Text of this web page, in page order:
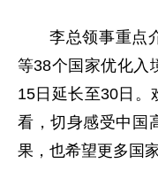
李总领事重点
等38个国家优化入
15日延长至30日。
看，切身感受中国
果，也希望更多国